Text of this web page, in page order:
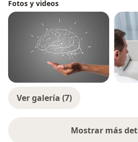
​Desde el 2009 se encuentra
consulta individual, de pareja, y
Fotos y videos
Ver galería (7)
Mostrar mássobre